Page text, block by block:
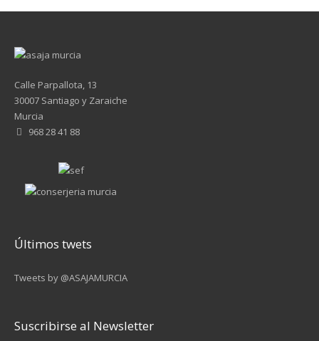
Calle Parpallota, 13
30007 Santiago y Zaraiche
Murcia
968 28 41 88
Últimos twets
Tweets by @ASAJAMURCIA
Suscribirse al Newsletter